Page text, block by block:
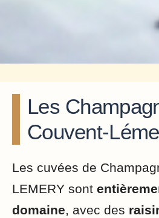
Les
Couvent-
Les cuvées de
LEMERY sont
domaine, avec des